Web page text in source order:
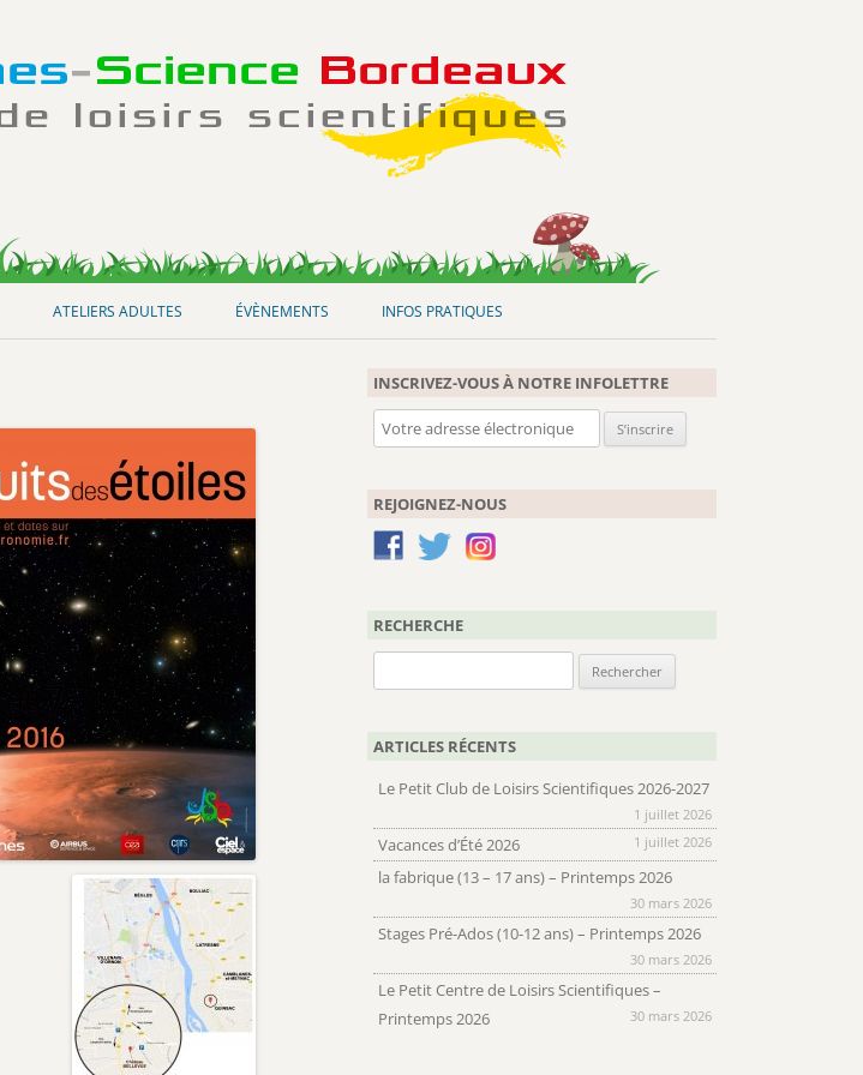
au
ATELIERS ADULTES ÉVÈNEMENTS INFOS PRATIQUES
INSCRIVEZ-VOUS À NOTRE INFOLETTRE
REJOIGNEZ-NOUS
RECHERCHE
ARTICLES RÉCENTS
Le Petit Club de Loisirs Scientifiques 2026-2027
1 juillet 2026
Vacances d’Été 2026 1 juillet 2026
la fabrique (13 – 17 ans) – Printemps 2026
30 mars 2026
Stages Pré-Ados (10-12 ans) – Printemps 2026
30 mars 2026
Le Petit Centre de Loisirs Scientifiques –
Printemps 2026
30 mars 2026